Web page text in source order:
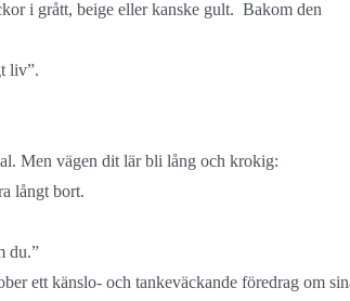
i grått, beige eller kanske gult. Bakom den
liv”.
Men vägen dit lär bli lång och krokig:
långt bort.
du.”
ett känslo- och tankeväckande föredrag om